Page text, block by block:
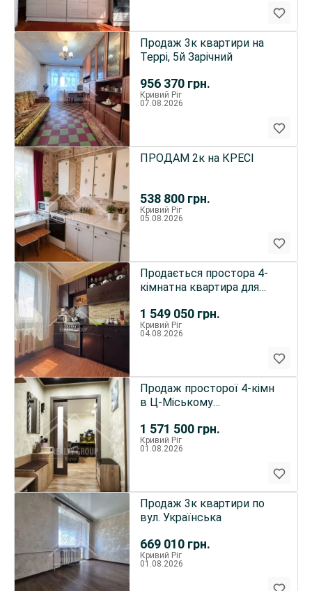
956 370 грн.
Продаж 3к квартири на
Террі, 5й Зарічний
Кривий Ріг
07.08.2026
538 800 грн.
ПРОДАМ 2к на КРЕСІ
Кривий Ріг
05.08.2026
1 549 050 грн.
Продається простора 4-
кімнатна квартира для
Павла Глазового, 26
Кривий Ріг
04.08.2026
1 571 500 грн.
Продаж просторої 4-кімн
в Ц-Міському
Кривий Ріг
01.08.2026
669 010 грн.
Продаж 3к квартири по
вул. Українська
Кривий Ріг
01.08.2026